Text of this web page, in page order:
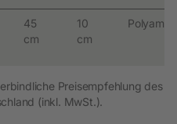
45
cm
10
cm
Polyamid
Preisempfehlung des
(inkl. MwSt.).